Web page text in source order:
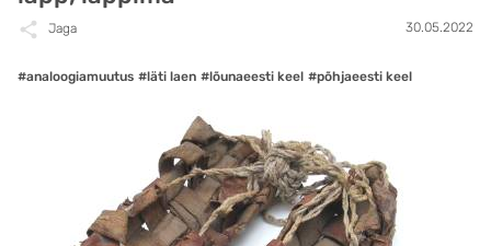
Jaga 30.05.2022
#analoogiamuutus #läti laen #lõunaeesti keel #põhjaeesti keel